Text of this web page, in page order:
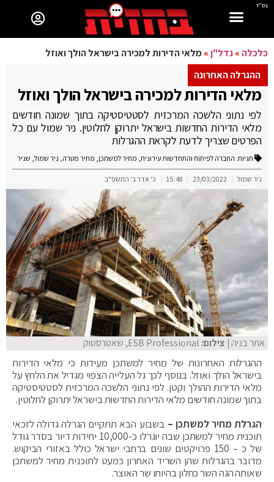
בס"ד
כלכלה »נדל"ן»מלאי הדירות למכירה בישראל הולך ואוזל
ההגרלה האחרונה
מלאי הדירות למכירה בישראל הולך ואוזל
לפי נתוני הלשכה המרכזית לסטטיסטיקה בתוך שמונה חודשים
מלאי הדירות החדשות בישראל יתרוקן לחלוטין. ניר שמול עם כל
הפרטים שצריך לדעת לקראת ההגרלות
תגיות: החברה לפיתוח והתחדשות עירונית, מחיר למשתכן, מחיר מטרה, ניר שמול, שניר
ניר שמול 23/03/2022
15:48 כ' אדר ב' התשפ"ב
אתר בניה| צילום: ESB Professional, שאטרסטוק
ההגרלות האחרונות של מחיר למשתכן מעידות כי מלאי הדירות
בישראל הולך ואוזל. בנוסף לכך גל העלייה הצפוי מגדיל את הלחץ על
מלאי הדירות ההולך וקטן. לפי נתוני הלשכה המרכזית לסטטיסטיקה
בתוך שמונה חודשים מלאי הדירות החדשות בישראל יתרוקן לחלוטין.
הגרלת מחיר למשתכן – בשבוע הבא תתקיים הגרלה גדולה לזכאי
תוכנית מחיר למשתכן שבה יוגרלו כ-10,000 יחידות דיור בסדר גודל
של כ – 150 פרויקטים שונים ברחבי ישראל כולל באזורי הביקוש.
מדובר בהגרלות שהן השריד האחרון כמעט לתוכנית מחיר למשתכן
שאותה הגה השר כחלון בהיותו שר האוצר.